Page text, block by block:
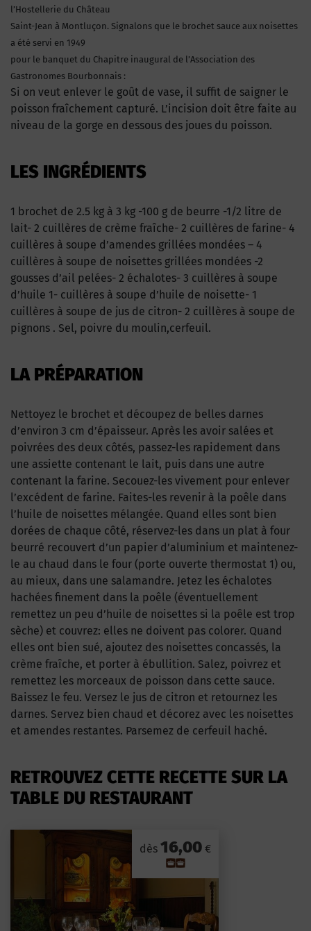
l’Hostellerie du Château
Saint-Jean à Montluçon. Signalons que le brochet sauce aux noisettes
a été servi en 1949
pour le banquet du Chapitre inaugural de l’Association des
Gastronomes Bourbonnais :
Si on veut enlever le goût de vase, il suffit de saigner le
poisson fraîchement capturé. L’incision doit être faite au
niveau de la gorge en dessous des joues du poisson.
LES INGRÉDIENTS
1 brochet de 2.5 kg à 3 kg -100 g de beurre -1/2 litre de
lait- 2 cuillères de crème fraîche- 2 cuillères de farine- 4
cuillères à soupe d’amendes grillées mondées – 4
cuillères à soupe de noisettes grillées mondées -2
gousses d’ail pelées- 2 échalotes- 3 cuillères à soupe
d’huile 1- cuillères à soupe d’huile de noisette- 1
cuillères à soupe de jus de citron- 2 cuillères à soupe de
pignons . Sel, poivre du moulin,cerfeuil.
LA PRÉPARATION
Nettoyez le brochet et découpez de belles darnes
d’environ 3 cm d’épaisseur. Après les avoir salées et
poivrées des deux côtés, passez-les rapidement dans
une assiette contenant le lait, puis dans une autre
contenant la farine. Secouez-les vivement pour enlever
l’excédent de farine. Faites-les revenir à la poêle dans
l’huile de noisettes mélangée. Quand elles sont bien
dorées de chaque côté, réservez-les dans un plat à four
beurré recouvert d’un papier d’aluminium et maintenez-
le au chaud dans le four (porte ouverte thermostat 1) ou,
au mieux, dans une salamandre. Jetez les échalotes
hachées finement dans la poêle (éventuellement
remettez un peu d’huile de noisettes si la poêle est trop
sèche) et couvrez: elles ne doivent pas colorer. Quand
elles ont bien sué, ajoutez des noisettes concassés, la
crème fraîche, et porter à ébullition. Salez, poivrez et
remettez les morceaux de poisson dans cette sauce.
Baissez le feu. Versez le jus de citron et retournez les
darnes. Servez bien chaud et décorez avec les noisettes
et amendes restantes. Parsemez de cerfeuil haché.
RETROUVEZ CETTE RECETTE SUR LA
TABLE DU RESTAURANT
dès 16,00 €